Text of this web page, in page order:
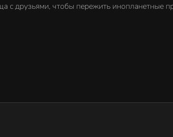
с друзьями, чтобы пережить инопланетные